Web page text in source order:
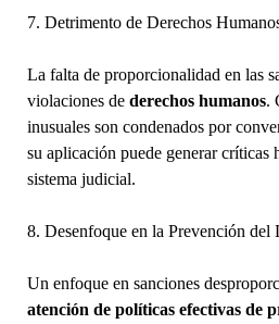
7. Detrimento de Derechos
La falta de proporcionalidad en las
violaciones de derechos humanos.
inusuales son condenados por
su aplicación puede generar críticas
sistema judicial.
8. Desenfoque en la Prevención del
Un enfoque en sanciones
atención de políticas efectivas de